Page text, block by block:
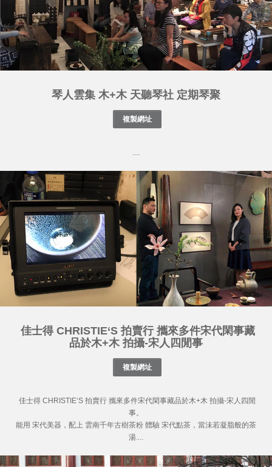
琴人雲集 木+木 天聽琴社 定期琴聚
....
佳士得 CHRISTIE‘S 拍賣行 攜來多件宋代閑事藏
品於木+木 拍攝-宋人四閒事
佳士得 CHRISTIE‘S 拍賣行 攜來多件宋代閑事藏品於木+木 拍攝-宋人四閒
事。
能用 宋代美器，配上 雲南千年古樹茶粉 體驗 宋代點茶，當沬若凝脂般的茶
湯....